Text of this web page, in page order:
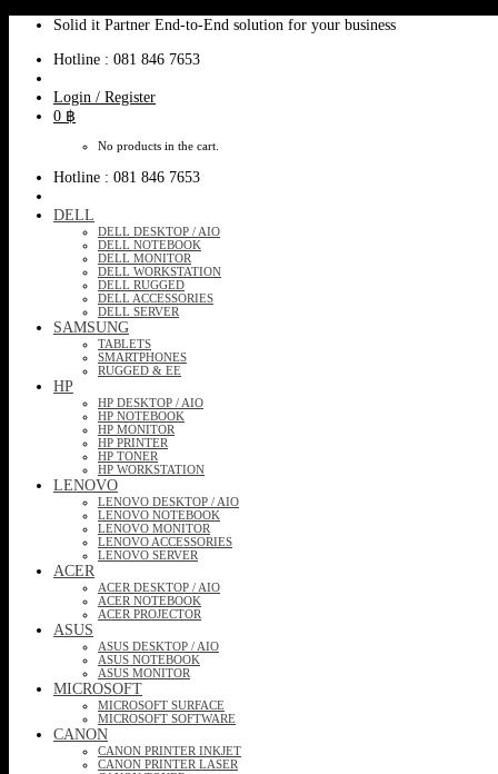
content
Solid it Partner End-to-End solution for your business
Hotline : 081 846 7653
Login / Register
0 ฿
No products in the cart.
Hotline : 081 846 7653
DELL
DELL DESKTOP / AIO
DELL NOTEBOOK
DELL MONITOR
DELL WORKSTATION
DELL RUGGED
DELL ACCESSORIES
DELL SERVER
SAMSUNG
TABLETS
SMARTPHONES
RUGGED & EE
HP
HP DESKTOP / AIO
HP NOTEBOOK
HP MONITOR
HP PRINTER
HP TONER
HP WORKSTATION
LENOVO
LENOVO DESKTOP / AIO
LENOVO NOTEBOOK
LENOVO MONITOR
LENOVO ACCESSORIES
LENOVO SERVER
ACER
ACER DESKTOP / AIO
ACER NOTEBOOK
ACER PROJECTOR
ASUS
ASUS DESKTOP / AIO
ASUS NOTEBOOK
ASUS MONITOR
MICROSOFT
MICROSOFT SURFACE
MICROSOFT SOFTWARE
CANON
CANON PRINTER INKJET
CANON PRINTER LASER